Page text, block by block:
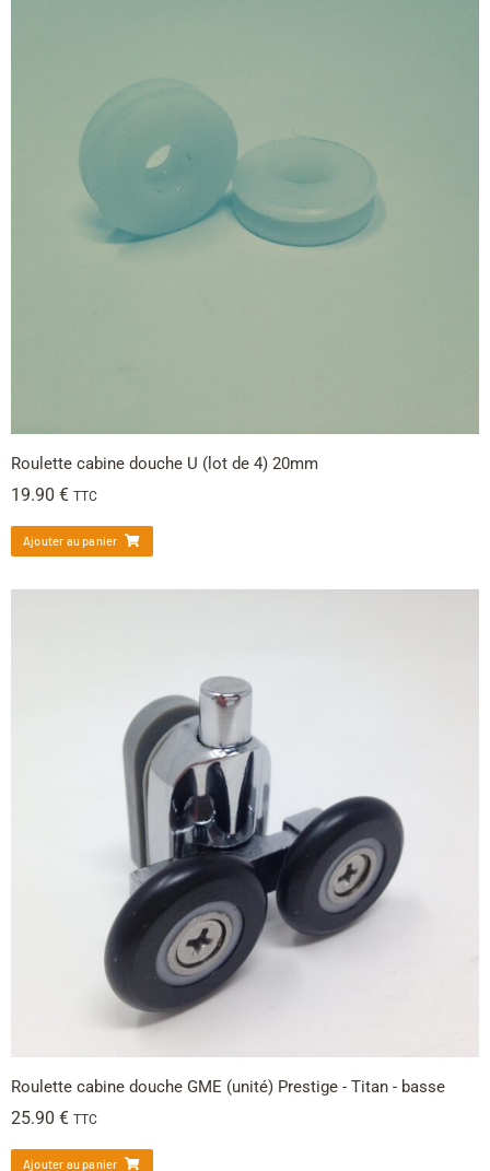
Roulette cabine douche U (lot de 4) 20mm
19.90 € TTC
Ajouter au panier
Roulette cabine douche GME (unité) Prestige - Titan - basse
25.90 € TTC
Ajouter au panier